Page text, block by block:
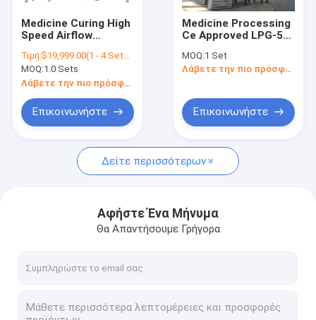
Medicine Curing High
Speed ​​Airflow
Dryer For Thermal
Sensitive Products
Τιμή:$19,999.00(1 - 4 Sets) $18,999.00(>=5 Sets)
MOQ:1.0 Sets
Λάβετε την πιο πρόσφατη τιμή
Επικοινωνήστε
Medicine Processing
Ce Approved LPG-50
Centrifugal Spray
Dryer For Sodium
MOQ:1 Set
Λάβετε την πιο πρόσφατη τιμή
Επικοινωνήστε
Δείτε περισσότερων
Αφήστε Ένα Μήνυμα
Θα Απαντήσουμε Γρήγορα